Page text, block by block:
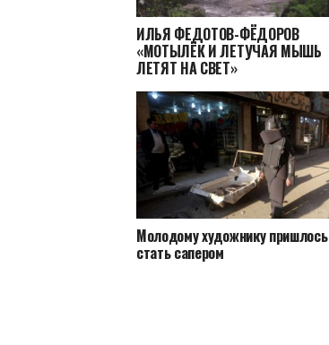
ИЛЬЯ ФЕДОТОВ-ФЁДОРОВ
«МОТЫЛЁК И ЛЕТУЧАЯ МЫШЬ
ЛЕТЯТ НА СВЕТ»
Молодому художнику пришлось
стать сапером